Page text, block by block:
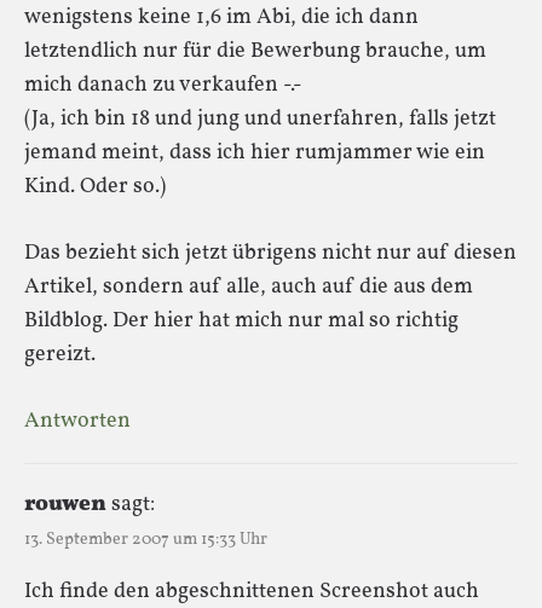
wenigstens keine 1,6 im Abi, die ich dann
letztendlich nur für die Bewerbung brauche, um
mich danach zu verkaufen -.-
(Ja, ich bin 18 und jung und unerfahren, falls jetzt
jemand meint, dass ich hier rumjammer wie ein
Kind. Oder so.)
Das bezieht sich jetzt übrigens nicht nur auf diesen
Artikel, sondern auf alle, auch auf die aus dem
Bildblog. Der hier hat mich nur mal so richtig
gereizt.
Antworten
rouwensagt:
13. September 2007 um 15:33 Uhr
Ich finde den abgeschnittenen Screenshot auch